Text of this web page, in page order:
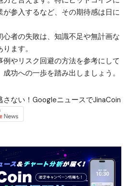
参入するなど、その期待感は日に
者の失敗は、知識不足や無計画な
ます。
やリスク回避の方法を参考にして
功への一歩を踏み出しましょう。
ない！GoogleニュースでJinaCoin